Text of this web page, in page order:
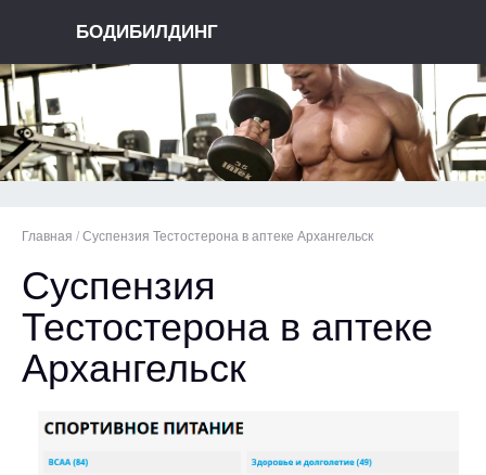
БОДИБИЛДИНГ
Главная / Суспензия Тестостерона в аптеке Архангельск
Суспензия
Тестостерона в аптеке
Архангельск